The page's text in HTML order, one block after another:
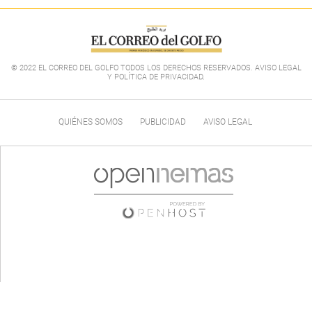
© 2022 EL CORREO DEL GOLFO TODOS LOS DERECHOS RESERVADOS. AVISO LEGAL
Y POLÍTICA DE PRIVACIDAD.
QUIÉNES SOMOS PUBLICIDAD AVISO LEGAL